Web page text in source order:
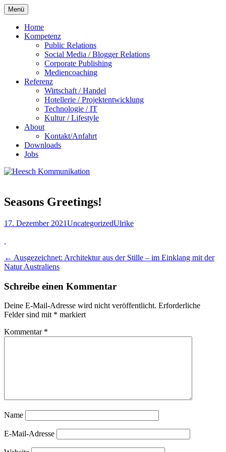
Menü Zum
Inhalt
springen
Home
Kompetenz
Public Relations
Social Media / Blogger Relations
Corporate Publishing
Mediencoaching
Referenz
Wirtschaft / Handel
Hotellerie / Projektentwicklung
Technologie / IT
Kultur / Lifestyle
About
Kontakt/Anfahrt
Downloads
Jobs
Seasons Greetings!
17. Dezember 2021UncategorizedUlrike
Beitrags-
Navigation
← Ausgezeichnet: Architektur aus der Stille – im Einklang mit der
Natur Australiens
Schreibe einen Kommentar
Deine E-Mail-Adresse wird nicht veröffentlicht. Erforderliche
Felder sind mit * markiert
Kommentar *
Name
E-Mail-Adresse